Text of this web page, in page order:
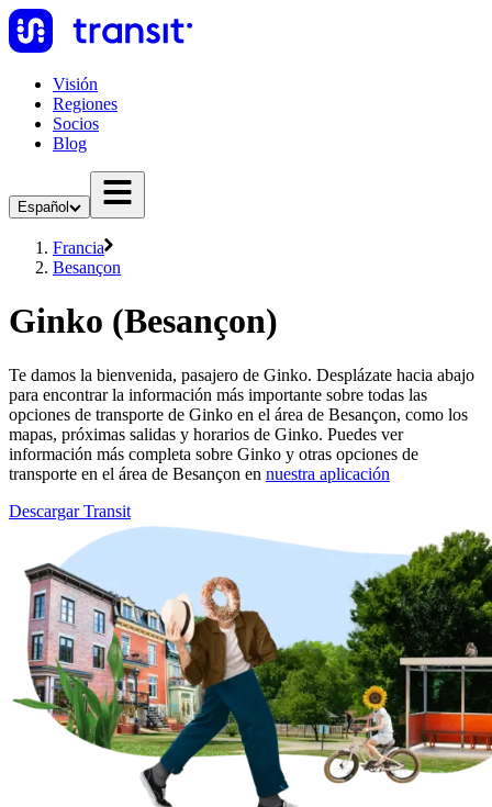
Visión
Regiones
Socios
Blog
Español
Francia
Besançon
Ginko (Besançon)
Te damos la bienvenida, pasajero de Ginko. Desplázate hacia abajo
para encontrar la información más importante sobre todas las
opciones de transporte de Ginko en el área de Besançon, como los
mapas, próximas salidas y horarios de Ginko. Puedes ver
información más completa sobre Ginko y otras opciones de
transporte en el área de Besançon en nuestra aplicación
Descargar Transit